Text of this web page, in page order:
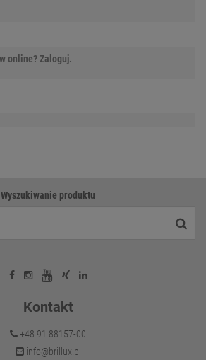
online? Zaloguj.
Wyszukiwanie produktu
Kontakt
+48 91 88157-00
info@brillux.pl